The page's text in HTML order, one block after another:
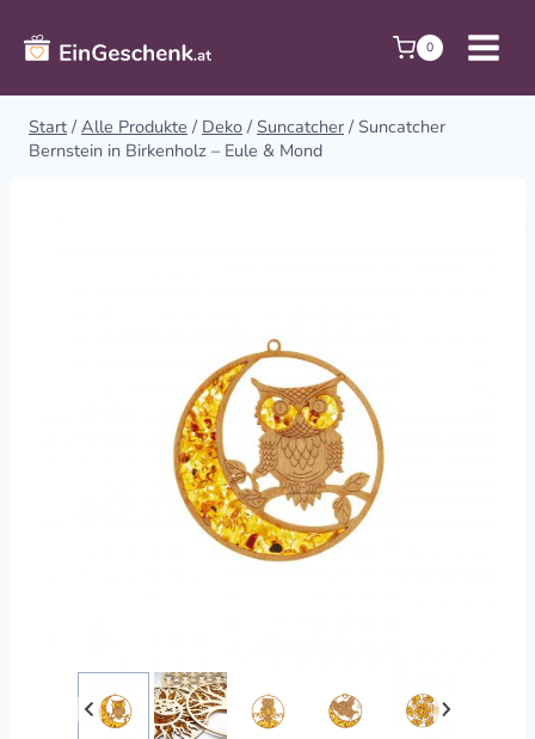
Inhalt
springen
0
Start / Alle Produkte / Deko / Suncatcher / Suncatcher
Bernstein in Birkenholz – Eule & Mond